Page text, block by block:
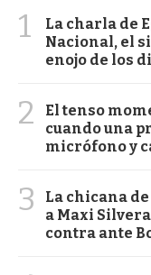
1
La charla de
Nacional, el
enojo de los
2
El tenso
cuando una
micrófono y
3
La chicana
a Maxi
contra ante